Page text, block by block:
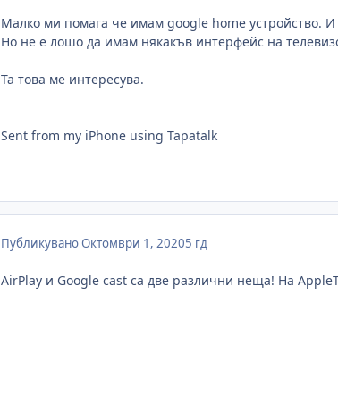
Малко ми помага че имам google home устройство.
Но не е лошо да имам някакъв интерфейс на
Та това ме интересува.
Sent from my iPhone using Tapatalk
ПубликуваноОктомври 1, 20205 гд
AirPlay и Google cast са две различни неща! На